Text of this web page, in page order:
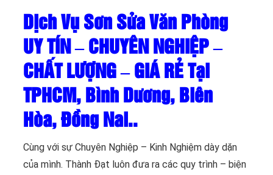
Dịch Vụ Sơn Sửa Văn Phòng
UY TÍN – CHUYÊN NGHIỆP –
CHẤT LƯỢNG – GIÁ RẺ Tại
TPHCM, Bình Dương, Biên
Hòa, Đồng Nai..
Cùng với sự Chuyên Nghiệp – Kinh Nghiệm dày dặn
của mình. Thành Đạt luôn đưa ra các quy trình – biện